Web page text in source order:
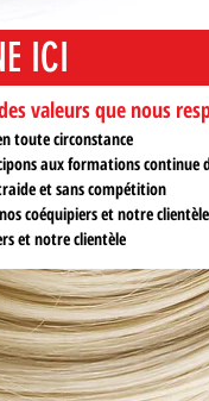
ICI
ICI
des valeurs que nous
toute circonstance
aux formations
et sans compétition
coéquipiers et notre clientèle
et notre clientèle